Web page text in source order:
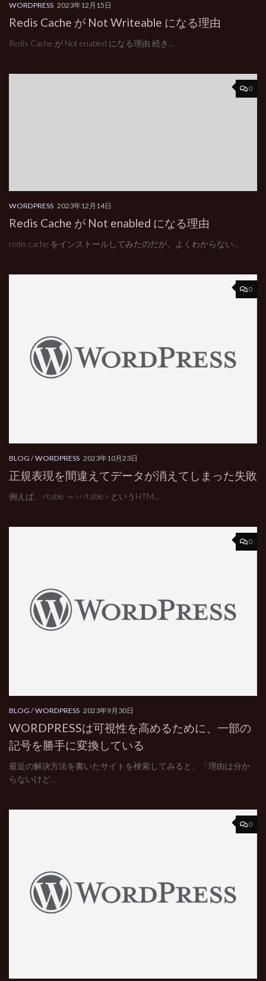
WORDPRESS 2023年12月15日
Redis Cache が Not Writeable になる理由
Redis Cache が Not enabled になる理由 続き...
0
WORDPRESS 2023年12月14日
Redis Cache が Not enabled になる理由
redis cache をインストールしてみたのだが、よくわからない...
0
BLOG /WORDPRESS 2023年10月23日
正規表現を間違えてデータが消えてしまった失敗
例えば、<table ～></table> というHTM...
0
BLOG /WORDPRESS 2023年9月30日
WORDPRESSは可視性を高めるために、一部の
記号を勝手に変換している
最近の解決方法を書いたサイトを検索してみると、「理由は分か
らないけど...
0